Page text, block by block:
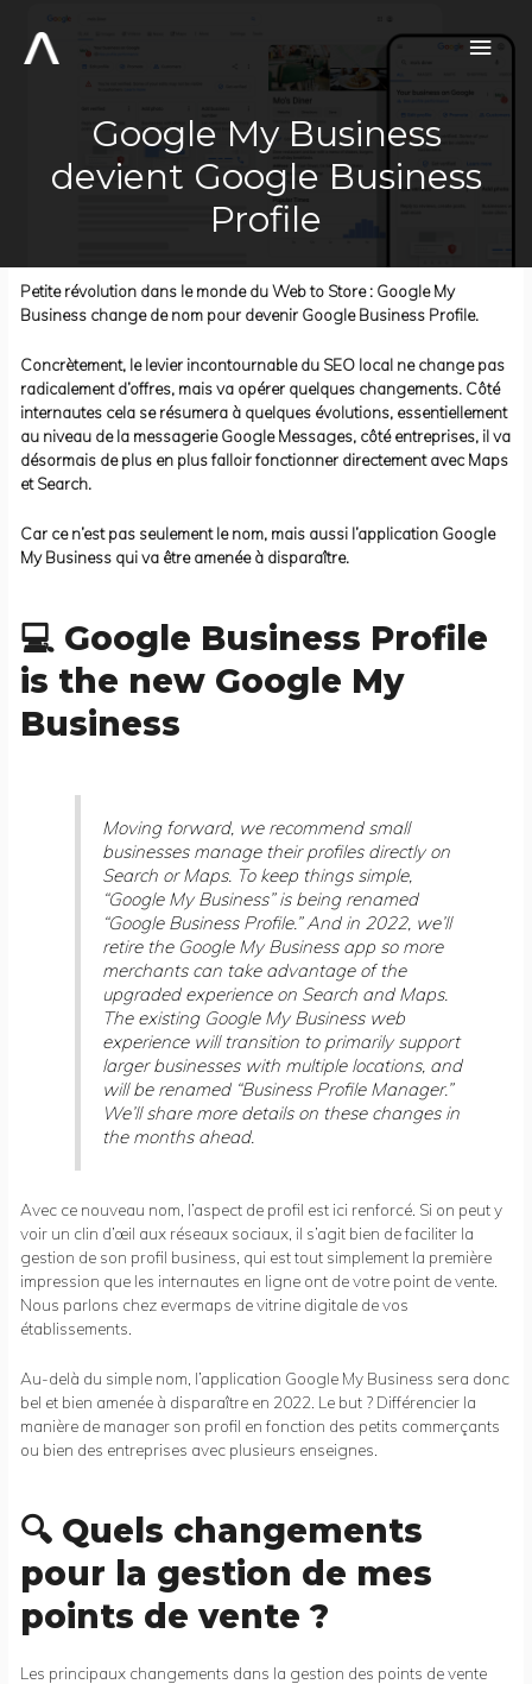
contenu
Google My Business
devient Google Business
Profile
Petite révolution dans le monde du Web to Store : Google My
Business change de nom pour devenir Google Business Profile.
Concrètement, le levier incontournable du SEO local ne change pas
radicalement d’offres, mais va opérer quelques changements. Côté
internautes cela se résumera à quelques évolutions, essentiellement
au niveau de la messagerie Google Messages, côté entreprises, il va
désormais de plus en plus falloir fonctionner directement avec Maps
et Search.
Car ce n’est pas seulement le nom, mais aussi l’application Google
My Business qui va être amenée à disparaître.
💻 Google Business Profile
is the new Google My
Business
Moving forward, we recommend small
businesses manage their profiles directly on
Search or Maps. To keep things simple,
“Google My Business” is being renamed
“Google Business Profile.” And in 2022, we’ll
retire the Google My Business app so more
merchants can take advantage of the
upgraded experience on Search and Maps.
The existing Google My Business web
experience will transition to primarily support
larger businesses with multiple locations, and
will be renamed “Business Profile Manager.”
We’ll share more details on these changes in
the months ahead.
Avec ce nouveau nom, l’aspect de profil est ici renforcé. Si on peut y
voir un clin d’œil aux réseaux sociaux, il s’agit bien de faciliter la
gestion de son profil business, qui est tout simplement la première
impression que les internautes en ligne ont de votre point de vente.
Nous parlons chez evermaps de vitrine digitale de vos
établissements.
Au-delà du simple nom, l’application Google My Business sera donc
bel et bien amenée à disparaître en 2022. Le but ? Différencier la
manière de manager son profil en fonction des petits commerçants
ou bien des entreprises avec plusieurs enseignes.
🔍 Quels changements
pour la gestion de mes
points de vente ?
Les principaux changements dans la gestion des points de vente